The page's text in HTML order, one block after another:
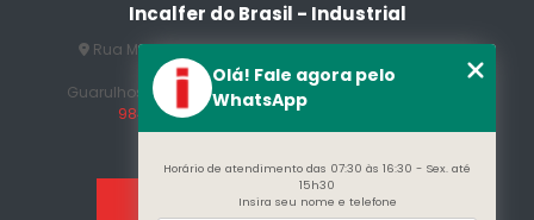
Incalfer do Brasil - Industrial
Rua Manuel Jesus Fernandes , 172 - Jardim Santo
Afonso
Guarulhos - SP - CEP: 07215-230
(11) 3296-7700
98409-5498
contato@incalfer.com.br
Home
Olá! Fale agora pelo
WhatsApp
Horário de atendimento das 07:30 às 16:30 - Sex. até
15h30
Insira seu nome e telefone